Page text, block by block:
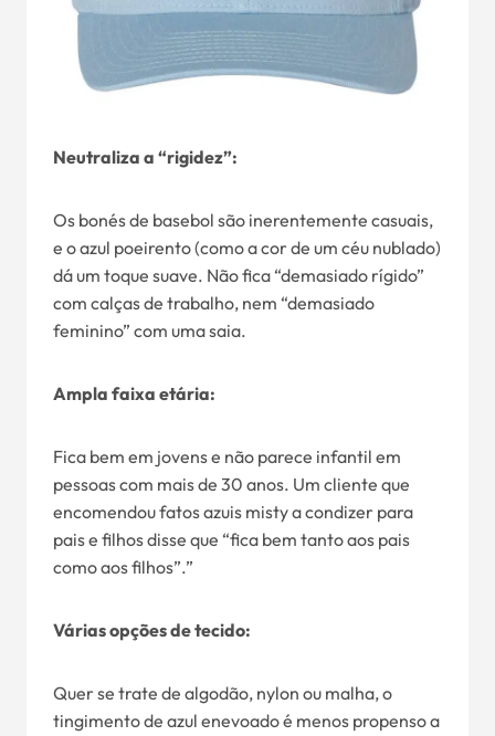
Neutraliza a “rigidez”:
Os bonés de basebol são inerentemente casuais,
e o azul poeirento (como a cor de um céu nublado)
dá um toque suave. Não fica “demasiado rígido”
com calças de trabalho, nem “demasiado
feminino” com uma saia.
Ampla faixa etária:
Fica bem em jovens e não parece infantil em
pessoas com mais de 30 anos. Um cliente que
encomendou fatos azuis misty a condizer para
pais e filhos disse que “fica bem tanto aos pais
como aos filhos”.”
Várias opções de tecido:
Quer se trate de algodão, nylon ou malha, o
tingimento de azul enevoado é menos propenso a